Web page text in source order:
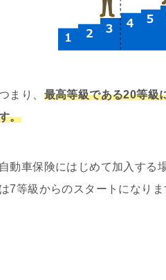
まり、 最高等級である20等級
。
自動車保険にはじめて加入する
は7等級からのスタートになり